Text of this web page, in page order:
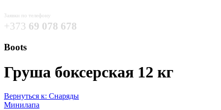
Заявки по телефону
+373 69 078 678
Boots
Груша боксерская 12 кг
Вернуться к: Снаряды
Минилапа